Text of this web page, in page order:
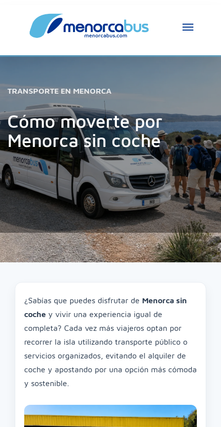
TRANSPORTE EN MENORCA
Cómo moverte por
Menorca sin coche
¿Sabías que puedes disfrutar de Menorca sin
coche y vivir una experiencia igual de
completa? Cada vez más viajeros optan por
recorrer la isla utilizando transporte público o
servicios organizados, evitando el alquiler de
coche y apostando por una opción más cómoda
y sostenible.